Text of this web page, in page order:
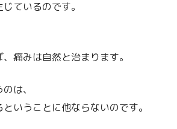
ているのです。
痛みは自然と治まります。
は、
いうことに他ならないのです。